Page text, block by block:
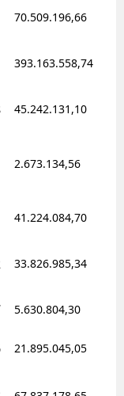
Yalova
Karabük
Osmaniye
70.509.196,66
393.163.558,74
45.242.131,10
2.673.134,56
41.224.084,70
33.826.985,34
5.630.804,30
21.895.045,05